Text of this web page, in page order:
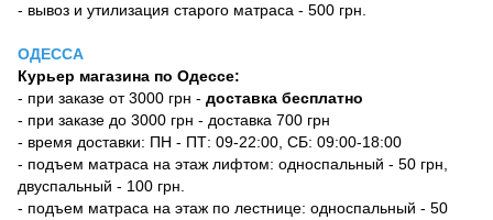
- вывоз и утилизация старого матраса - 500 грн.
ОДЕССА
Курьер магазина по Одессе:
- при заказе от 3000 грн - доставка бесплатно
- при заказе до 3000 грн - доставка 700 грн
- время доставки: ПН - ПТ: 09-22:00, СБ: 09:00-18:00
- подъем матраса на этаж лифтом: односпальный - 50 грн,
двуспальный - 100 грн.
- подъем матраса на этаж по лестнице: односпальный - 50